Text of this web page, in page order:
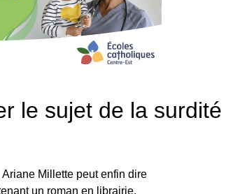
le sujet de la surdité
Millette peut enfin dire
un roman en librairie.